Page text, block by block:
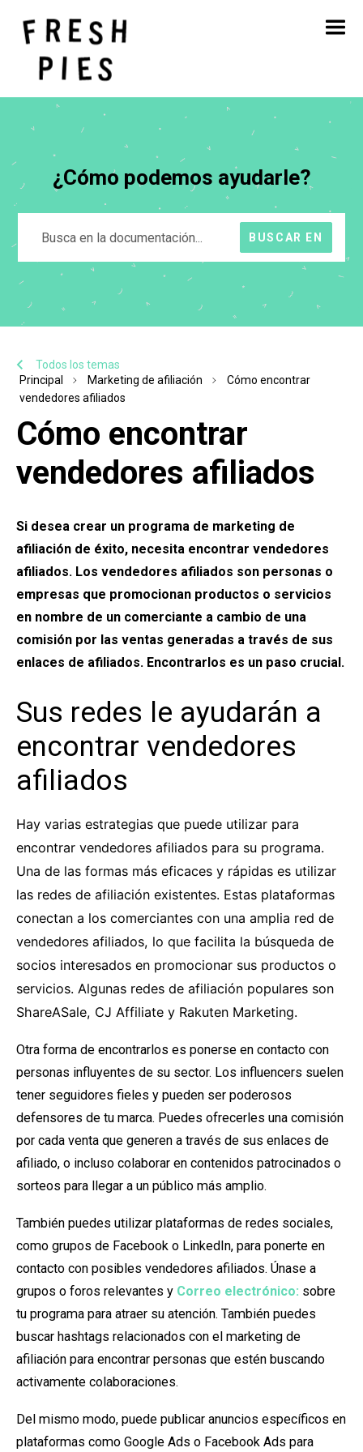
Inicio
Acerca de
Qué hacemos
Nuestro trabajo
¿Cómo podemos ayudarle?
BUSCAR EN
Todos los temas
Principal
Marketing de afiliación
Cómo encontrar
vendedores afiliados
Cómo encontrar
vendedores afiliados
Si desea crear un programa de marketing de
afiliación de éxito, necesita encontrar vendedores
afiliados. Los vendedores afiliados son personas o
empresas que promocionan productos o servicios
en nombre de un comerciante a cambio de una
comisión por las ventas generadas a través de sus
enlaces de afiliados. Encontrarlos es un paso crucial.
Sus redes le ayudarán a
encontrar vendedores
afiliados
Hay varias estrategias que puede utilizar para
encontrar vendedores afiliados para su programa.
Una de las formas más eficaces y rápidas es utilizar
las redes de afiliación existentes. Estas plataformas
conectan a los comerciantes con una amplia red de
vendedores afiliados, lo que facilita la búsqueda de
socios interesados en promocionar sus productos o
servicios. Algunas redes de afiliación populares son
ShareASale, CJ Affiliate y Rakuten Marketing.
Otra forma de encontrarlos es ponerse en contacto con
personas influyentes de su sector. Los influencers suelen
tener seguidores fieles y pueden ser poderosos
defensores de tu marca. Puedes ofrecerles una comisión
por cada venta que generen a través de sus enlaces de
afiliado, o incluso colaborar en contenidos patrocinados o
sorteos para llegar a un público más amplio.
También puedes utilizar plataformas de redes sociales,
como grupos de Facebook o LinkedIn, para ponerte en
contacto con posibles vendedores afiliados. Únase a
grupos o foros relevantes y Correo electrónico: sobre
tu programa para atraer su atención. También puedes
buscar hashtags relacionados con el marketing de
afiliación para encontrar personas que estén buscando
activamente colaboraciones.
Del mismo modo, puede publicar anuncios específicos en
plataformas como Google Ads o Facebook Ads para